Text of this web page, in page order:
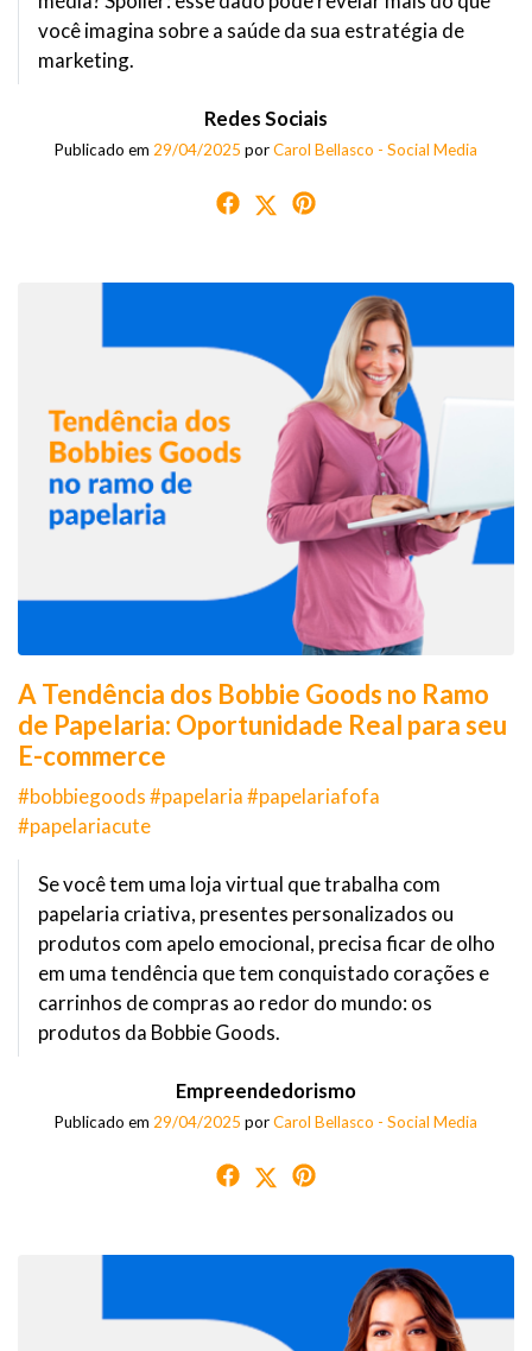
você imagina sobre a saúde da sua estratégia de
marketing.
Redes Sociais
Publicado em 29/04/2025 porCarol Bellasco - Social Media
A Tendência dos Bobbie Goods no Ramo
de Papelaria: Oportunidade Real para seu
E-commerce
#bobbiegoods #papelaria #papelariafofa
#papelariacute
Se você tem uma loja virtual que trabalha com
papelaria criativa, presentes personalizados ou
produtos com apelo emocional, precisa ficar de olho
em uma tendência que tem conquistado corações e
carrinhos de compras ao redor do mundo: os
produtos da Bobbie Goods.
Empreendedorismo
Publicado em 29/04/2025 porCarol Bellasco - Social Media